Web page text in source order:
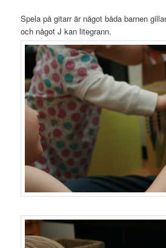
Spela på gitarr är något båda barnen
och något J kan litegrann.